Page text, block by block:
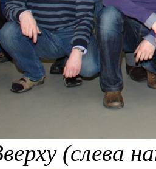
(слева